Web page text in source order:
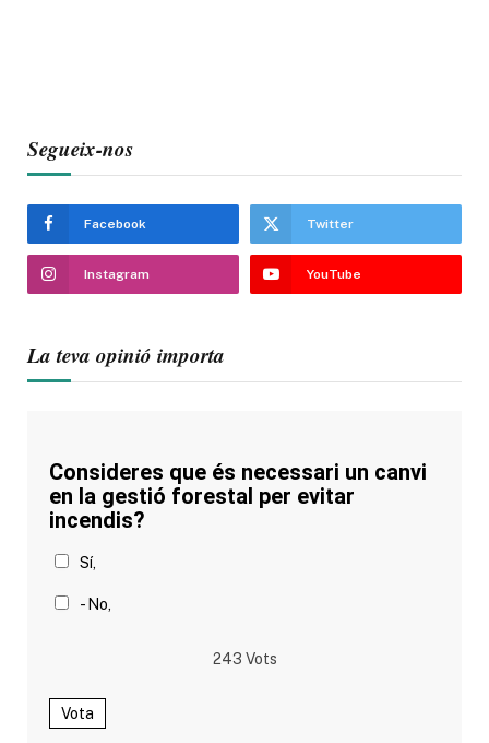
Segueix-nos
Facebook Twitter
Instagram YouTube
La teva opinió importa
Consideres que és necessari un canvi
en la gestió forestal per evitar
incendis?
Sí,
- No,
243 Vots
Vota